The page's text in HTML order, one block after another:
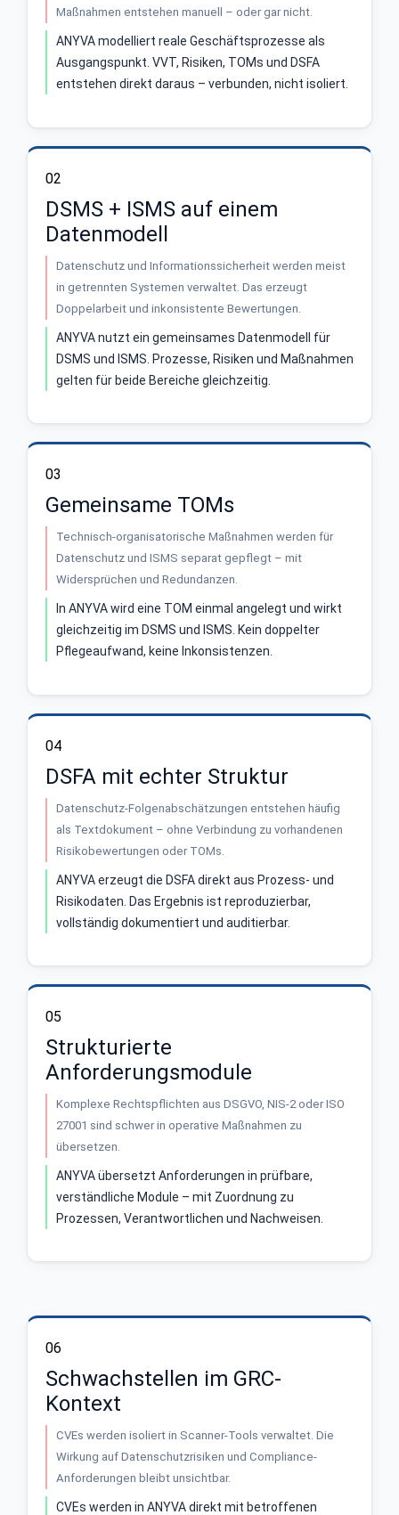
Maßnahmen entstehen manuell – oder gar nicht.
ANYVA modelliert reale Geschäftsprozesse als
Ausgangspunkt. VVT, Risiken, TOMs und DSFA
entstehen direkt daraus – verbunden, nicht isoliert.
02
DSMS + ISMS auf einem
Datenmodell
Datenschutz und Informationssicherheit werden meist
in getrennten Systemen verwaltet. Das erzeugt
Doppelarbeit und inkonsistente Bewertungen.
ANYVA nutzt ein gemeinsames Datenmodell für
DSMS und ISMS. Prozesse, Risiken und Maßnahmen
gelten für beide Bereiche gleichzeitig.
03
Gemeinsame TOMs
Technisch-organisatorische Maßnahmen werden für
Datenschutz und ISMS separat gepflegt – mit
Widersprüchen und Redundanzen.
In ANYVA wird eine TOM einmal angelegt und wirkt
gleichzeitig im DSMS und ISMS. Kein doppelter
Pflegeaufwand, keine Inkonsistenzen.
04
DSFA mit echter Struktur
Datenschutz-Folgenabschätzungen entstehen häufig
als Textdokument – ohne Verbindung zu vorhandenen
Risikobewertungen oder TOMs.
ANYVA erzeugt die DSFA direkt aus Prozess- und
Risikodaten. Das Ergebnis ist reproduzierbar,
vollständig dokumentiert und auditierbar.
05
Strukturierte
Anforderungsmodule
Komplexe Rechtspflichten aus DSGVO, NIS-2 oder ISO
27001 sind schwer in operative Maßnahmen zu
übersetzen.
ANYVA übersetzt Anforderungen in prüfbare,
verständliche Module – mit Zuordnung zu
Prozessen, Verantwortlichen und Nachweisen.
06
Schwachstellen im GRC-
Kontext
CVEs werden isoliert in Scanner-Tools verwaltet. Die
Wirkung auf Datenschutzrisiken und Compliance-
Anforderungen bleibt unsichtbar.
CVEs werden in ANYVA direkt mit betroffenen